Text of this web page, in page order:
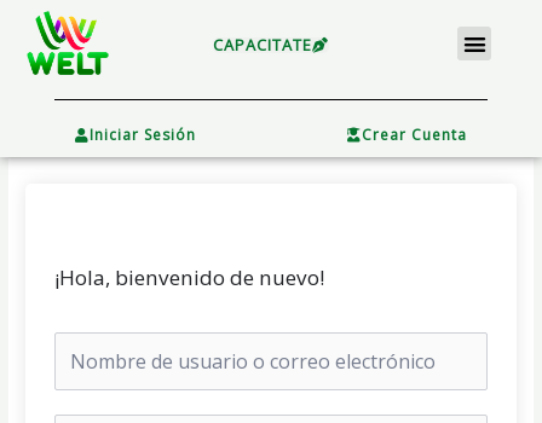
contenido
CAPACITATE Menu
Iniciar Sesión Crear Cuenta
¡Hola, bienvenido de nuevo!